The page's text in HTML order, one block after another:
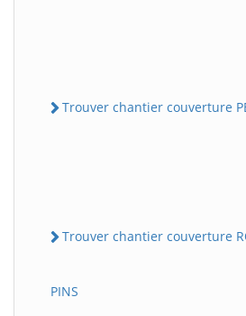
Trouver chantier couverture
Trouver chantier couverture
PINS